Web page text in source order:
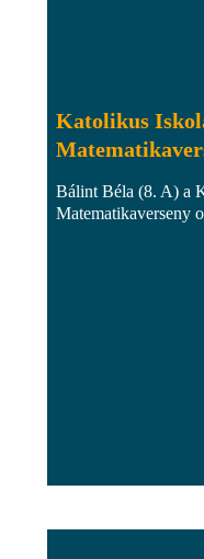
Katolikus
Bálint Béla (8. A) a
Matematikaverseny